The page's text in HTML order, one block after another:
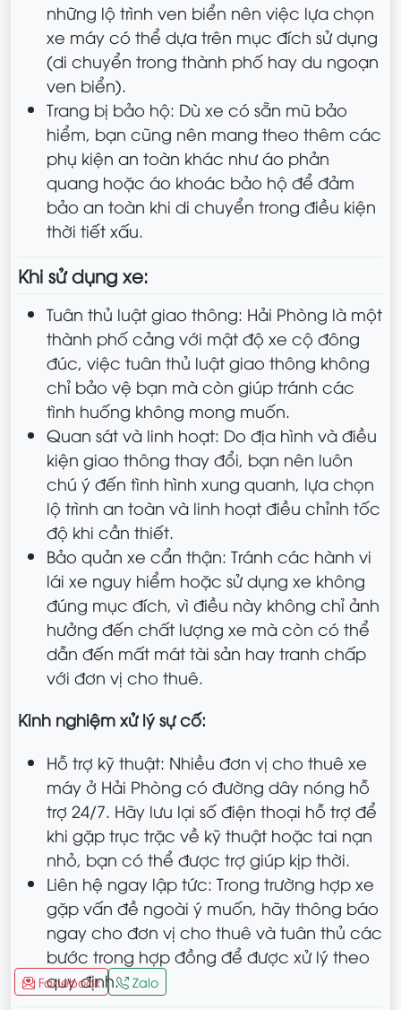
những lộ trình ven biển nên việc lựa chọn
xe máy có thể dựa trên mục đích sử dụng
(di chuyển trong thành phố hay du ngoạn
ven biển).
Trang bị bảo hộ: Dù xe có sẵn mũ bảo
hiểm, bạn cũng nên mang theo thêm các
phụ kiện an toàn khác như áo phản
quang hoặc áo khoác bảo hộ để đảm
bảo an toàn khi di chuyển trong điều kiện
thời tiết xấu.
Khi sử dụng xe:
Tuân thủ luật giao thông: Hải Phòng là một
thành phố cảng với mật độ xe cộ đông
đúc, việc tuân thủ luật giao thông không
chỉ bảo vệ bạn mà còn giúp tránh các
tình huống không mong muốn.
Quan sát và linh hoạt: Do địa hình và điều
kiện giao thông thay đổi, bạn nên luôn
chú ý đến tình hình xung quanh, lựa chọn
lộ trình an toàn và linh hoạt điều chỉnh tốc
độ khi cần thiết.
Bảo quản xe cẩn thận: Tránh các hành vi
lái xe nguy hiểm hoặc sử dụng xe không
đúng mục đích, vì điều này không chỉ ảnh
hưởng đến chất lượng xe mà còn có thể
dẫn đến mất mát tài sản hay tranh chấp
với đơn vị cho thuê.
Kinh nghiệm xử lý sự cố:
Hỗ trợ kỹ thuật: Nhiều đơn vị cho thuê xe
máy ở Hải Phòng có đường dây nóng hỗ
trợ 24/7. Hãy lưu lại số điện thoại hỗ trợ để
khi gặp trục trặc về kỹ thuật hoặc tai nạn
nhỏ, bạn có thể được trợ giúp kịp thời.
Liên hệ ngay lập tức: Trong trường hợp xe
gặp vấn đề ngoài ý muốn, hãy thông báo
ngay cho đơn vị cho thuê và tuân thủ các
bước trong hợp đồng để được xử lý theo
quy định.
Facebook Zalo